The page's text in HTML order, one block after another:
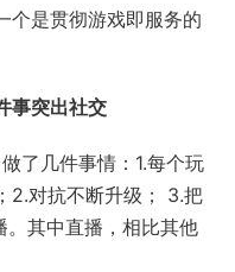
个是贯彻游戏即服务的
事突出社交
了几件事情：1.每个玩
2.对抗不断升级； 3.把
。其中直播，相比其他